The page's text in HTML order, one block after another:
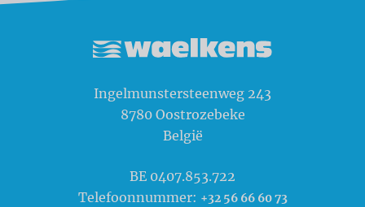
Ingelmunstersteenweg 243
8780 Oostrozebeke
België
BE 0407.853.722
Telefoonnummer: +32 56 66 60 73